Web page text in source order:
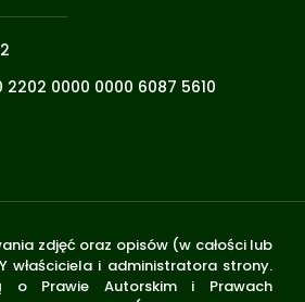
2202 0000 0000 6087 5610
zdjęć oraz opisów (w całości lub
właściciela i administratora strony.
o Prawie Autorskim i Prawach